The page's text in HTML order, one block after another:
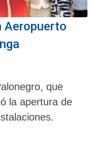
Aeropuerto
que
la apertura de